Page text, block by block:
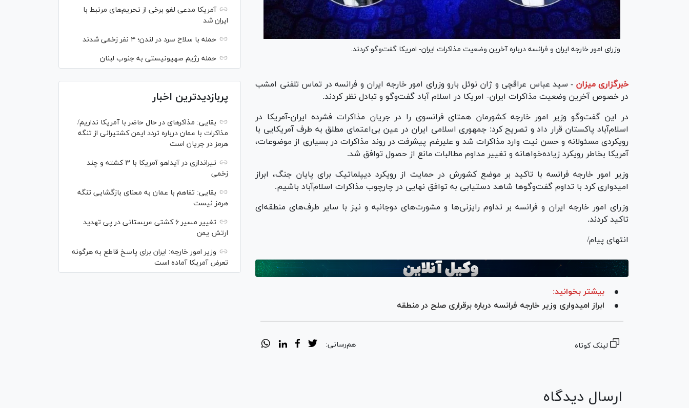
وزرای امور خارجه ایران و فرانسه درباره آخرین وضعیت مذاکرات ایران- امریکا گفت‌و‌گو کردند.
خبرگزاری میزان - سید عباس عراقچی و ژان نوئل بارو وزرای امور خارجه ایران و فرانسه در تماس تلفنی امشب
در خصوص آخرین وضعیت مذاکرات ایران- امریکا در اسلام آباد گفت‌و‌گو و تبادل نظر کردند.
در این گفت‌و‌گو وزیر امور خارجه کشورمان همتای فرانسوی را در جریان مذاکرات فشرده ایران-آمریکا در
اسلام‌آباد پاکستان قرار داد و تصریح کرد: جمهوری اسلامی ایران در عین بی‌اعتمای مطلق به طرف آمریکایی با
رویکردی مسئولانه و حسن نیت وارد مذاکرات شد و علیرغم پیشرفت در روند مذاکرات در بسیاری از موضوعات،
آمریکا بخاطر رویکرد زیاده‌خواهانه و تغییر مداوم مطالبات مانع از حصول توافق شد.
وزیر امور خارجه فرانسه با تاکید بر موضع کشورش در حمایت از رویکرد دیپلماتیک برای پایان جنگ، ابراز
امیدواری کرد با تداوم گفت‌و‌گو‌ها شاهد دستیابی به توافق نهایی در چارچوب مذاکرات اسلام‌آباد باشیم.
وزرای امور خارجه ایران و فرانسه بر تداوم رایزنی‌ها و مشورت‌های دوجانبه و نیز با سایر طرف‌های منطقه‌ای
تاکید کردند.
انتهای پیام/
بیشتر بخوانید:
ابراز امیدواری وزیر خارجه فرانسه درباره برقراری صلح در منطقه
لینک کوتاه هم‌رسانی:
ارسال دیدگاه
آمریکا مدعی لغو برخی از تحریم‌های مرتبط با
ایران شد
حمله با سلاح سرد در لندن؛ ۴ نفر زخمی شدند
حمله رژیم صهیونیستی به جنوب لبنان
پربازدیدترین اخبار
بقایی: مذاکره‎ای در حال حاضر با آمریکا نداریم/
مذاکرات با عمان درباره تردد ایمن کشتیرانی از تنگه
هرمز در جریان است
تیراندازی در آیداهو آمریکا با ۳ کشته و چند
زخمی
بقایی: تفاهم با عمان به معنای بازگشایی تنگه
هرمز نیست
تغییر مسیر ۶ کشتی عربستانی در پی تهدید
ارتش یمن
وزیر امور خارجه: ایران برای پاسخ قاطع به هرگونه
تعرض آمریکا آماده است